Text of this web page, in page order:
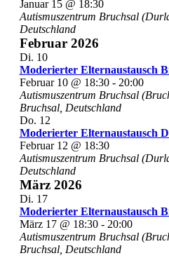
Januar 15 @ 18:30
Autismuszentrum Bruchsal
Deutschland
Februar 2026
Di. 10
Moderierter Elternaustausch
Februar 10 @ 18:30- 20:00
Autismuszentrum Bruchsal
Bruchsal, Deutschland
Do. 12
Moderierter Elternaustausch
Februar 12 @ 18:30
Autismuszentrum Bruchsal
Deutschland
März 2026
Di. 17
Moderierter Elternaustausch
März 17 @ 18:30- 20:00
Autismuszentrum Bruchsal
Bruchsal, Deutschland